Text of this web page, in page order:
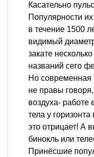
Касательно
Популярности
в течение 1500
видимый
закате
названий сего
Но современная
не правы
воздуха- работе
тела у
это отрицает! А
бинокль или
Принёсшие